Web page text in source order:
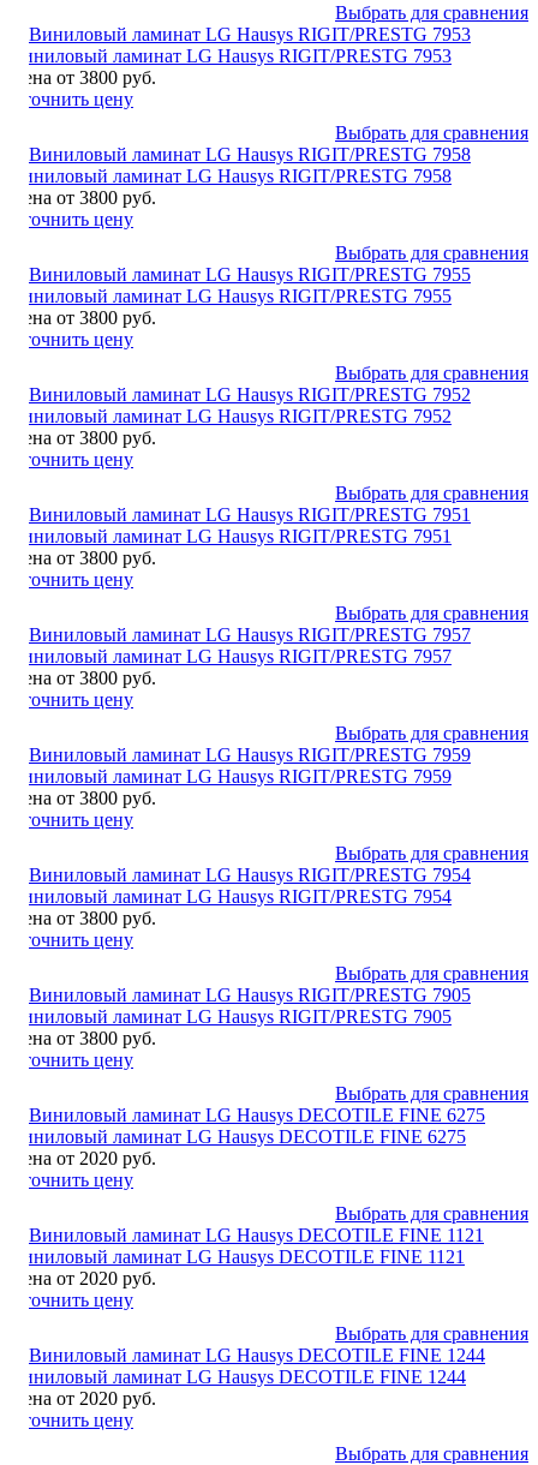
Выбрать для сравнения
Виниловый ламинат LG Hausys RIGIT/PRESTG 7953
Цена от 3800 руб.
Уточнить цену
Выбрать для сравнения
Виниловый ламинат LG Hausys RIGIT/PRESTG 7958
Цена от 3800 руб.
Уточнить цену
Выбрать для сравнения
Виниловый ламинат LG Hausys RIGIT/PRESTG 7955
Цена от 3800 руб.
Уточнить цену
Выбрать для сравнения
Виниловый ламинат LG Hausys RIGIT/PRESTG 7952
Цена от 3800 руб.
Уточнить цену
Выбрать для сравнения
Виниловый ламинат LG Hausys RIGIT/PRESTG 7951
Цена от 3800 руб.
Уточнить цену
Выбрать для сравнения
Виниловый ламинат LG Hausys RIGIT/PRESTG 7957
Цена от 3800 руб.
Уточнить цену
Выбрать для сравнения
Виниловый ламинат LG Hausys RIGIT/PRESTG 7959
Цена от 3800 руб.
Уточнить цену
Выбрать для сравнения
Виниловый ламинат LG Hausys RIGIT/PRESTG 7954
Цена от 3800 руб.
Уточнить цену
Выбрать для сравнения
Виниловый ламинат LG Hausys RIGIT/PRESTG 7905
Цена от 3800 руб.
Уточнить цену
Выбрать для сравнения
Виниловый ламинат LG Hausys DECOTILE FINE 6275
Цена от 2020 руб.
Уточнить цену
Выбрать для сравнения
Виниловый ламинат LG Hausys DECOTILE FINE 1121
Цена от 2020 руб.
Уточнить цену
Выбрать для сравнения
Виниловый ламинат LG Hausys DECOTILE FINE 1244
Цена от 2020 руб.
Уточнить цену
Выбрать для сравнения